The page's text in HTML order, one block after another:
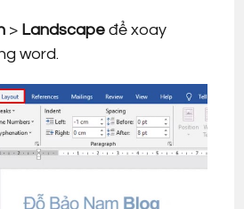
> Landscapeđể xoay
word.